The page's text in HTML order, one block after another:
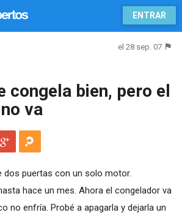
ENTRAR
el 28 sep. 07
congela bien, pero el
va
dos puertas con un solo motor.
hace un mes. Ahora el congelador va
no enfría. Probé a apagarla y dejarla un